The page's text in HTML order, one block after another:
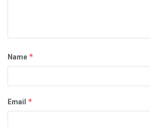
Name *
Email *